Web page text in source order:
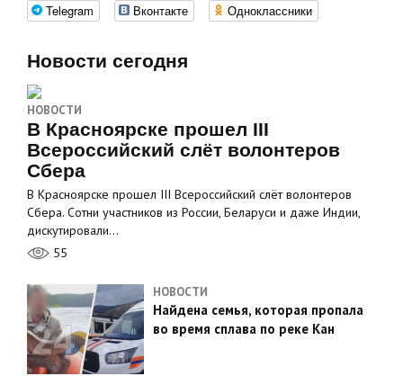
Telegram Вконтакте Одноклассники
Новости сегодня
НОВОСТИ
В Красноярске прошел III
Всероссийский слёт волонтеров
Сбера
В Красноярске прошел III Всероссийский слёт волонтеров
Сбера. Сотни участников из России, Беларуси и даже Индии,
дискутировали…
55
НОВОСТИ
Найдена семья, которая пропала
во время сплава по реке Кан